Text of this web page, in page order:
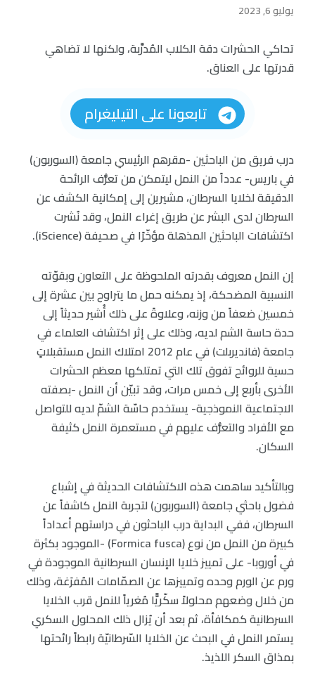
يوليو 6, 2023
تحاكي الحشرات دقة الكلاب المُدرَّبة، ولكنها لا تضاهي
قدرتها على العناق.
تابعونا على التيليغرام
درب فريق من الباحثين -مقرهم الرئيسي جامعة (السوربون)
في باريس- عدداً من النمل ليتمكن من تعرُّف الرائحة
الدقيقة لخلايا السرطان، مشيرين إلى إمكانية الكشف عن
السرطان لدى البشر عن طريق إغراء النمل، وقد نُشرت
اكتشافات الباحثين المذهلة مؤخّرًا في صحيفة (iScience).
إن النمل معروف بقدرته الملحوظة على التعاون وبقوّته
النسبية المضحكة، إذ يمكنه حمل ما يتراوح بين عشرة إلى
خمسين ضعفاً من وزنه، وعلاوةً على ذلك أُشير حديثاً إلى
حدة حاسة الشم لديه، وذلك على إثر اكتشاف العلماء في
جامعة (فانديربلت) في عام 2012 امتلاك النمل مستقبلاتٍ
حسية للروائح تفوق تلك التي تمتلكها معظم الحشرات
الأخرى بأربع إلى خمس مرات، وقد تبيّن أن النمل -بصفته
الاجتماعية النموذجية- يستخدم حاسّة الشمّ لديه للتواصل
مع الأفراد والتعرُّف عليهم في مستعمرة النمل كثيفة
السكان.
وبالتأكيد ساهمت هذه الاكتشافات الحديثة في إشباع
فضول باحثي جامعة (السوربون) لتجربة النمل كاشفاً عن
السرطان، ففي البداية درب الباحثون في دراستهم أعداداً
كبيرة من النمل من نوع (Formica fusca) -الموجود بكثرة
في أوروبا- على تمييز خلايا الإنسان السرطانية الموجودة في
ورم عن الورم وحده وتمييزها عن الصمّامات المُفرَغة، وذلك
من خلال وضعهم محلولاً سكّريًّا مُغرياً للنمل قرب الخلايا
السرطانية كمكافأة، ثم بعد أن يُزال ذلك المحلول السكري
يستمر النمل في البحث عن الخلايا السّرطانيّة رابطاً رائحتها
بمذاق السكر اللذيذ.